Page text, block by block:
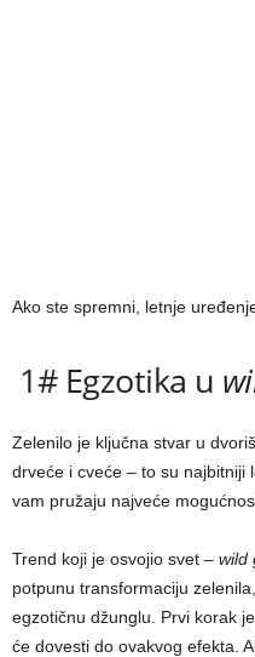
Ako ste spremni, letnje
1# Egzotika u
Zelenilo je ključna stvar u
drveće i cveće – to su najbitniji
vam pružaju najveće
Trend koji je osvojio svet – wild
potpunu transformaciju
egzotičnu džunglu. Prvi korak
će dovesti do ovakvog efekta.